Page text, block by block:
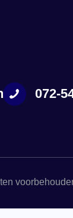
072-